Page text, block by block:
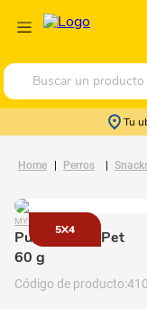
Buscar un producto o
Tu
Perros
5X4
MY PET
Pulmón- My Pet
60 g